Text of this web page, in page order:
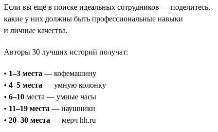
Если вы ещё в поиске идеальных сотрудников — поделитесь,
какие у них должны быть профессиональные навыки
и личные качества.
Авторы 30 лучших историй получат:
• 1–3 места — кофемашину
• 4–5 места — умную колонку
• 6–10 места — умные часы
• 11–19 места — наушники
• 20–30 места — мерч hh.ru